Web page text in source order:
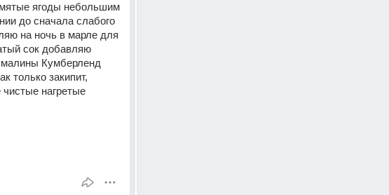
ягоды небольшим
до сначала слабого
на ночь в марле для
сок добавляю
малины Кумберленд
только закипит,
нагретые